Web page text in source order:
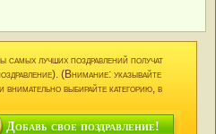
самых лучших поздравлений получат
(Внимание: указывайте
выбирайте категорию, в
Добавь свое поздравление!